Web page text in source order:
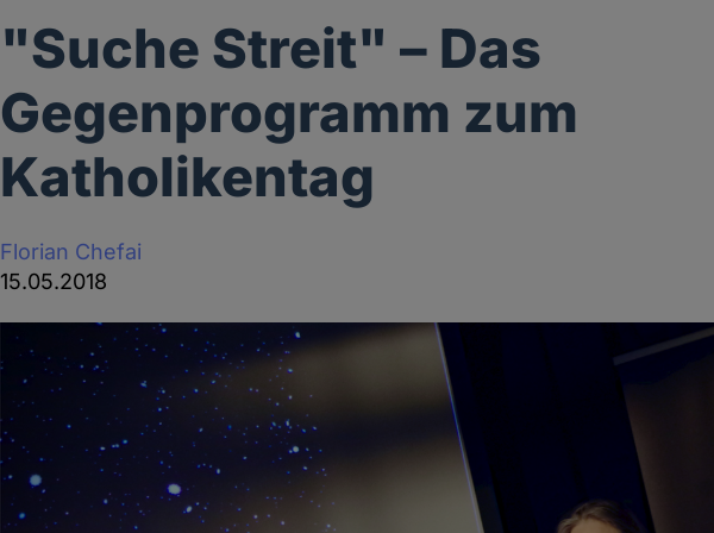
"Suche Streit" – Das
Gegenprogramm zum
Katholikentag
Florian Chefai
15.05.2018